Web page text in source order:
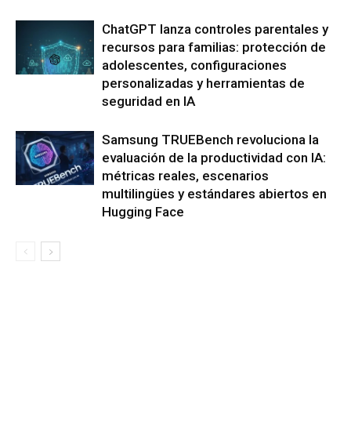
ChatGPT lanza controles parentales y
recursos para familias: protección de
adolescentes, configuraciones
personalizadas y herramientas de
seguridad en IA
Samsung TRUEBench revoluciona la
evaluación de la productividad con IA:
métricas reales, escenarios
multilingües y estándares abiertos en
Hugging Face